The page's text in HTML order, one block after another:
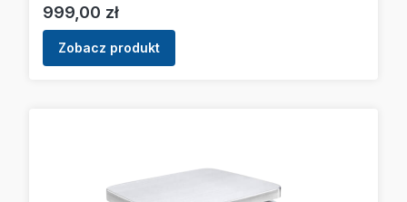
Cena
999,00 zł
Zobacz produkt